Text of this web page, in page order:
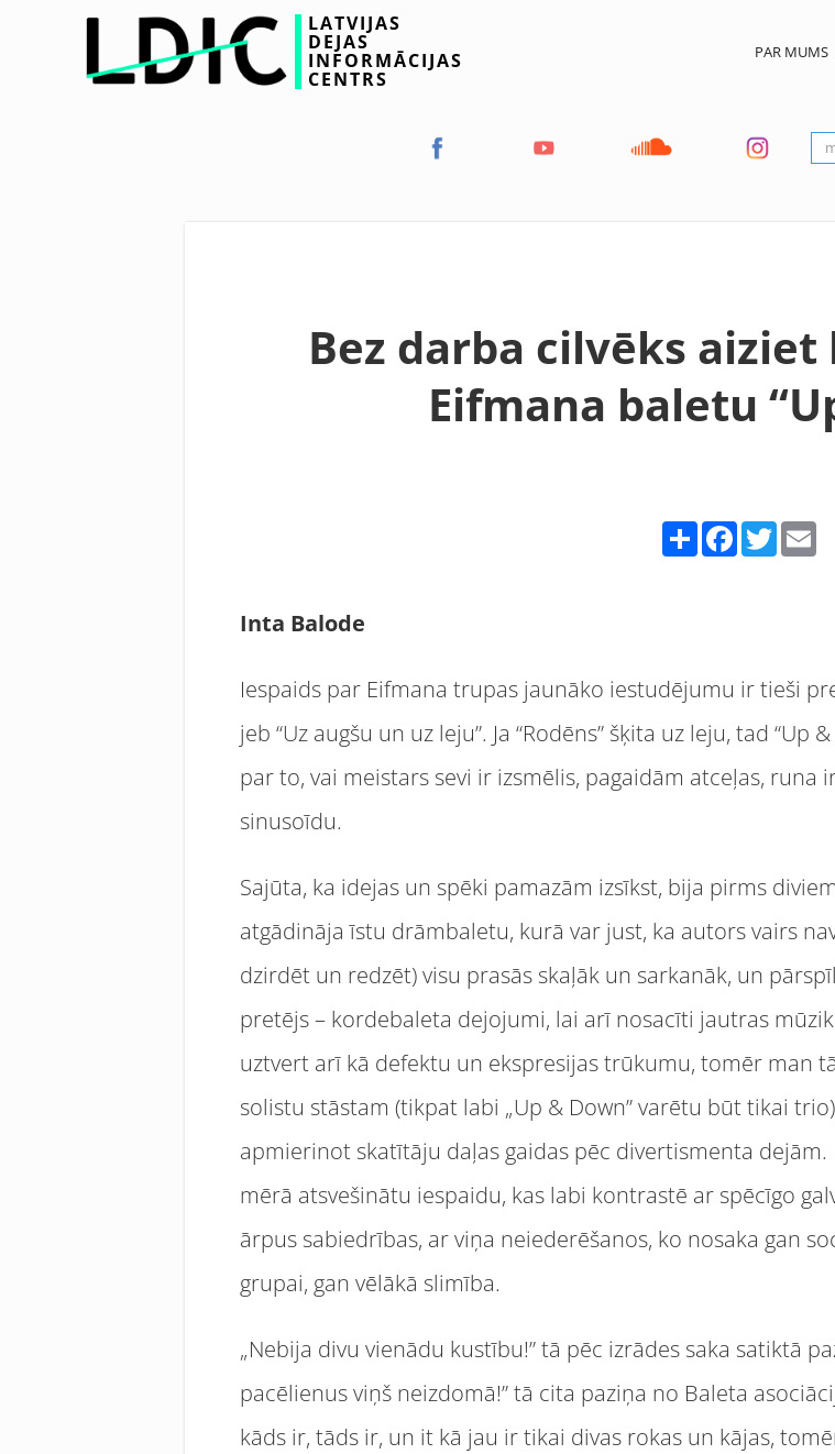
LATVIJAS
DEJAS
INFORMĀCIJAS
CENTRS
PAR MUMS
Bez darba cilvēks aiziet
Eifmana baletu
Share FacebookTwitter
Inta Balode
Iespaids par Eifmana trupas jaunāko iestudējumu ir tieši
jeb “Uz augšu un uz leju”. Ja “Rodēns” šķita uz leju, tad
par to, vai meistars sevi ir izsmēlis, pagaidām atceļas,
sinusoīdu.
Sajūta, ka idejas un spēki pamazām izsīkst, bija pirms
atgādināja īstu drāmbaletu, kurā var just, ka autors vairs
dzirdēt un redzēt) visu prasās skaļāk un sarkanāk, un
pretējs – kordebaleta dejojumi, lai arī nosacīti jautras
uztvert arī kā defektu un ekspresijas trūkumu, tomēr man
solistu stāstam (tikpat labi „Up & Down” varētu būt tikai
apmierinot skatītāju daļas gaidas pēc divertismenta
mērā atsvešinātu iespaidu, kas labi kontrastē ar spēcīgo
ārpus sabiedrības, ar viņa neiederēšanos, ko nosaka gan
grupai, gan vēlākā slimība.
„Nebija divu vienādu kustību!” tā pēc izrādes saka satiktā
pacēlienus viņš neizdomā!” tā cita paziņa no Baleta
kāds ir, tāds ir, un it kā jau ir tikai divas rokas un kājas,